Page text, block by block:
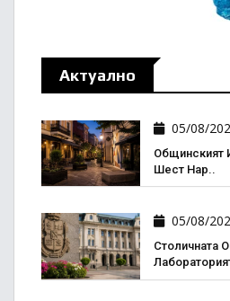
Актуално
05/08/
Общинският
Шест Нар..
05/08/
Столичната